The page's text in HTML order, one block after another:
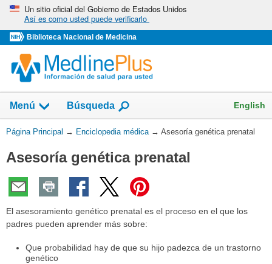
Omita
vaya
al
Contenido
Un sitio oficial del Gobierno de Estados Unidos
Así es como usted puede verificarlo
Biblioteca Nacional de Medicina
Menú Búsqueda English
Usted
aquí:
Página Principal → Enciclopedia médica → Asesoría genética prenatal
Asesoría genética prenatal
El asesoramiento genético prenatal es el proceso en el que los
padres pueden aprender más sobre:
Que probabilidad hay de que su hijo padezca de un trastorno
genético